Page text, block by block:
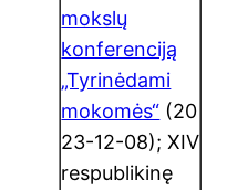
mokslų
konferenciją
„Tyrinėdami
mokomės“ (20
23-12-08); XIV
respublikinę